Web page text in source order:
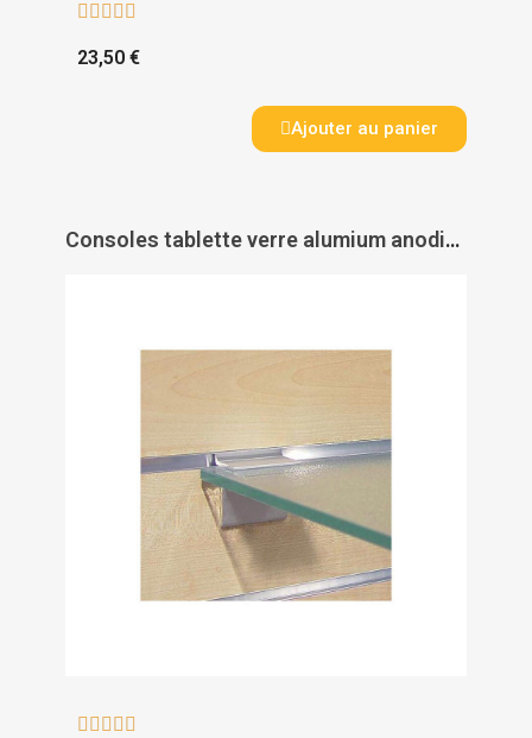
    
23,50 €
Ajouter au panier
Consoles tablette verre alumium anodisé pour panneaux rainurés - PAS DE MARQUE
    